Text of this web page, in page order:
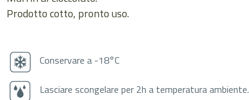
Prodotto cotto, pronto uso.
Conservare a -18°C
Lasciare scongelare per 2h a temperatura ambiente.